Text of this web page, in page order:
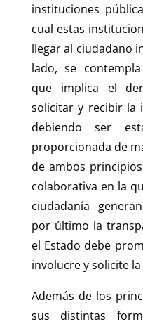
instituciones
cual estas
llegar al ciudadano
lado, se
que implica el
solicitar y recibir la
debiendo ser
proporcionada de
de ambos
colaborativa en la
ciudadanía
por último la
el Estado debe
involucre y solicite
Además de los
sus distintas